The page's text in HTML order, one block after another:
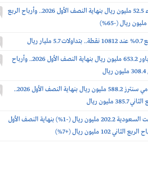
أرباح الدواء 52.5 مليون ريال بنهاية النصف الأول 2026.. وأرباح الربع
ريال
أرباح أكوا باور 653.2 مليون ريال بنهاية النصف الأول 2026.. وأرباح
أرباح سينومي سنترز 588.2 مليون ريال بنهاية النصف الأول 2026..
مليون ريال
أرباح أسمنت السعودية 202.2 مليون ريال (-1%) بنهاية النصف الأول